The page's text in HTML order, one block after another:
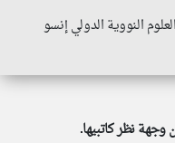
النووية الدولي إنسو
وجهة نظر كاتبيها.